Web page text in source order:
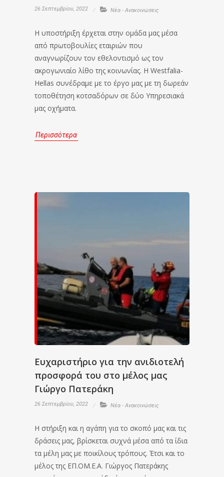
26 Σεπτεμβρίου, 2022 Νέα - Ανακοινώσεις
Η υποστήριξη έρχεται στην ομάδα μας μέσα
από πρωτοβουλίες εταιριών που
αναγνωρίζουν τον εθελοντισμό ως τον
ακρογωνιαίο λίθο της κοινωνίας. Η Westfalia-
Hellas συνέδραμε με το έργο μας με τη δωρεάν
τοποθέτηση κοτσαδόρων σε δύο Υπηρεσιακά
μας οχήματα.
Περισσότερα
Ευχαριστήριο για την ανιδιοτελή
προσφορά του στο μέλος μας
Γιώργο Πατεράκη
26 Σεπτεμβρίου, 2022 Νέα - Ανακοινώσεις
Η στήριξη και η αγάπη για το σκοπό μας και τις
δράσεις μας, βρίσκεται συχνά μέσα από τα ίδια
τα μέλη μας με ποικίλους τρόπους. Έτσι και το
μέλος της ΕΠ.ΟΜ.Ε.Α. Γιώργος Πατεράκης